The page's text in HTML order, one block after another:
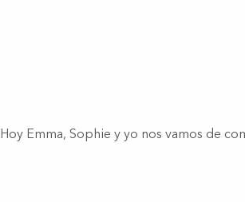
Hoy Emma, Sophie y yo nos vamos de